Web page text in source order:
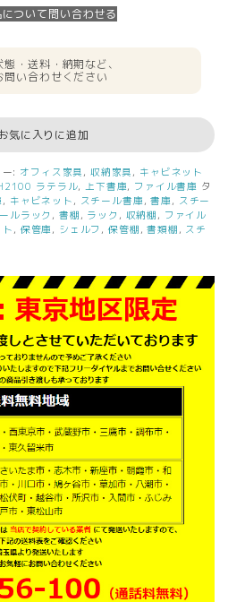
ついて問い合わせる
・送料・納期など、
問い合わせください
気に入りに追加
: オフィス家具 , 収納家具 , キャビネット
ラテラル, 上下書庫, ファイル書庫 タ
, キャビネット , スチール書庫 ,書庫 , スチー
ルラック , 書棚 , ラック , 収納棚 , ファイル
, 保管庫 , シェルフ , 保管棚 ,書類棚 , スチ